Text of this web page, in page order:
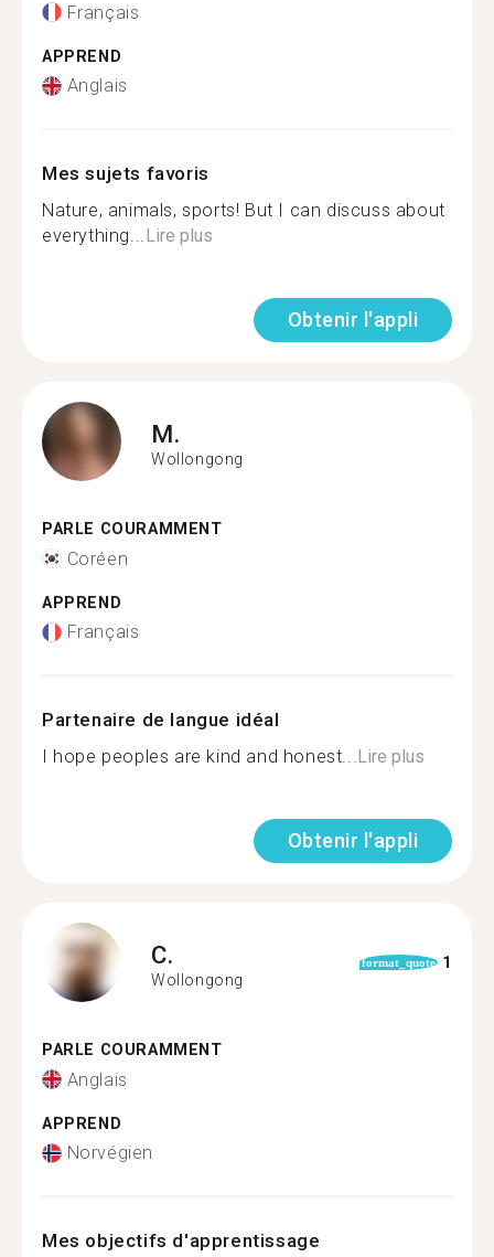
Français
APPREND
Anglais
Mes sujets favoris
Nature, animals, sports! But I can discuss about
everything...Lire plus
Obtenir l'appli
M.
Wollongong
PARLE COURAMMENT
Coréen
APPREND
Français
Partenaire de langue idéal
I hope peoples are kind and honest...Lire plus
Obtenir l'appli
C.
Wollongong
format_quote 1
PARLE COURAMMENT
Anglais
APPREND
Norvégien
Mes objectifs d'apprentissage